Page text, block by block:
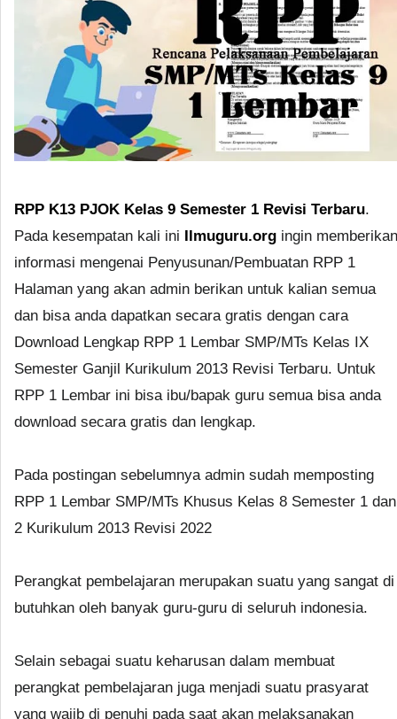
RPP K13 PJOK Kelas 9 Semester 1 Revisi Terbaru.
Pada kesempatan kali ini
Ilmuguru.org ingin memberikan
informasi mengenai Penyusunan/Pembuatan RPP 1
Halaman yang akan admin berikan untuk kalian semua
dan bisa anda dapatkan secara gratis dengan cara
Download Lengkap RPP 1 Lembar SMP/MTs Kelas IX
Semester Ganjil Kurikulum 2013 Revisi Terbaru. Untuk
RPP 1 Lembar ini bisa ibu/bapak guru semua bisa anda
download secara gratis dan lengkap.
Pada postingan sebelumnya admin sudah memposting
RPP 1 Lembar SMP/MTs Khusus Kelas 8 Semester 1 dan
2 Kurikulum 2013 Revisi 2022
Perangkat pembelajaran merupakan suatu yang sangat di
butuhkan oleh banyak guru-guru di seluruh indonesia.
Selain sebagai suatu keharusan dalam membuat
perangkat pembelajaran juga menjadi suatu prasyarat
yang wajib di penuhi pada saat akan melaksanakan